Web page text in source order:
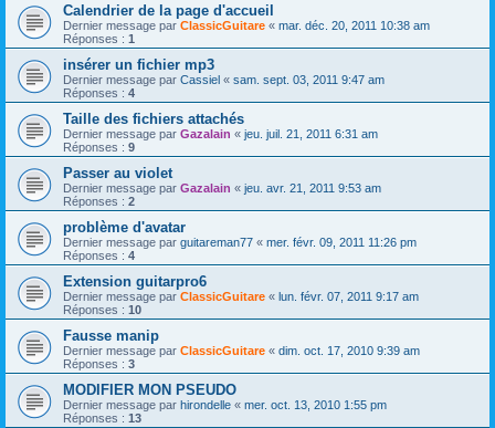
Calendrier de la page d'accueil
Dernier message par ClassicGuitare « mar. déc. 20, 2011 10:38 am
Réponses : 1
insérer un fichier mp3
Dernier message par Cassiel « sam. sept. 03, 2011 9:47 am
Réponses : 4
Taille des fichiers attachés
Dernier message par Gazalain « jeu. juil. 21, 2011 6:31 am
Réponses : 9
Passer au violet
Dernier message par Gazalain « jeu. avr. 21, 2011 9:53 am
Réponses : 2
problème d'avatar
Dernier message par guitareman77 « mer. févr. 09, 2011 11:26 pm
Réponses : 4
Extension guitarpro6
Dernier message par ClassicGuitare « lun. févr. 07, 2011 9:17 am
Réponses : 10
Fausse manip
Dernier message par ClassicGuitare « dim. oct. 17, 2010 9:39 am
Réponses : 3
MODIFIER MON PSEUDO
Dernier message par hirondelle « mer. oct. 13, 2010 1:55 pm
Réponses : 13